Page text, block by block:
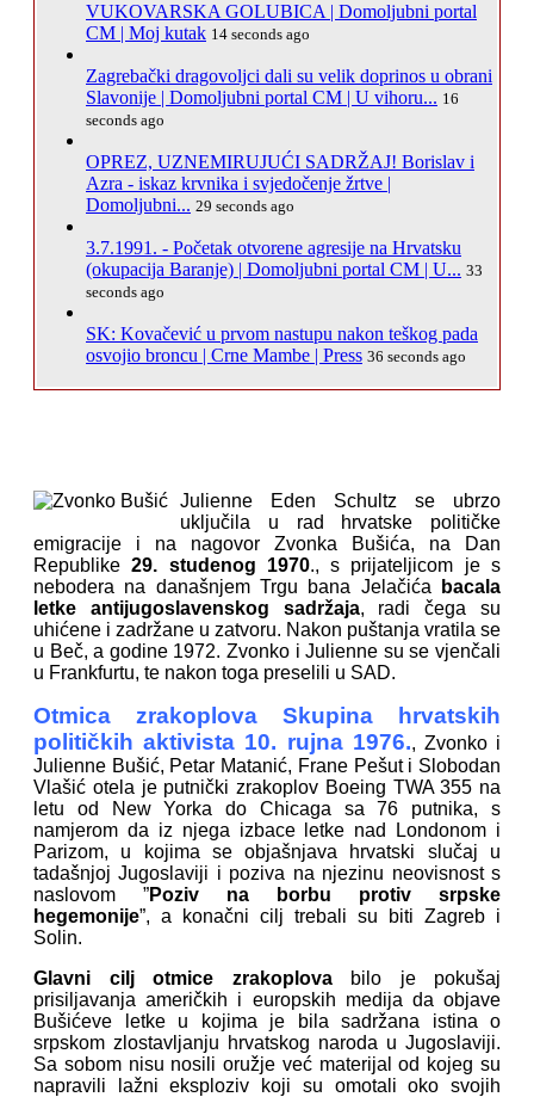
VUKOVARSKA GOLUBICA | Domoljubni portal
CM | Moj kutak 14 seconds ago
Zagrebački dragovoljci dali su velik doprinos u obrani
Slavonije | Domoljubni portal CM | U vihoru... 16
seconds ago
OPREZ, UZNEMIRUJUĆI SADRŽAJ! Borislav i
Azra - iskaz krvnika i svjedočenje žrtve |
Domoljubni... 29 seconds ago
3.7.1991. - Početak otvorene agresije na Hrvatsku
(okupacija Baranje) | Domoljubni portal CM | U... 33
seconds ago
SK: Kovačević u prvom nastupu nakon teškog pada
osvojio broncu | Crne Mambe | Press 36 seconds ago
Julienne Eden Schultz se ubrzo
uključila u rad hrvatske političke
emigracije i na nagovor Zvonka Bušića, na Dan
Republike29. studenog 1970., s prijateljicom je s
nebodera na današnjem Trgu bana Jelačića
bacala
letke antijugoslavenskog sadržaja, radi čega su
uhićene i zadržane u zatvoru. Nakon puštanja vratila se
u Beč, a godine 1972. Zvonko i Julienne su se vjenčali
u Frankfurtu, te nakon toga preselili u SAD.
Otmica zrakoplova Skupina hrvatskih
političkih aktivista 10. rujna 1976., Zvonko i
Julienne Bušić, Petar Matanić, Frane Pešut i Slobodan
Vlašić otela je putnički zrakoplov Boeing TWA 355 na
letu od New Yorka do Chicaga sa 76 putnika, s
namjerom da iz njega izbace letke nad Londonom i
Parizom, u kojima se objašnjava hrvatski slučaj u
tadašnjoj Jugoslaviji i poziva na njezinu neovisnost s
naslovom ”Poziv na borbu protiv srpske
hegemonije”, a konačni cilj trebali su biti Zagreb i
Solin.
Glavni cilj otmice zrakoplovabilo je pokušaj
prisiljavanja američkih i europskih medija da objave
Bušićeve letke u kojima je bila sadržana istina o
srpskom zlostavljanju hrvatskog naroda u Jugoslaviji.
Sa sobom nisu nosili oružje već materijal od kojeg su
napravili lažni eksploziv koji su omotali oko svojih